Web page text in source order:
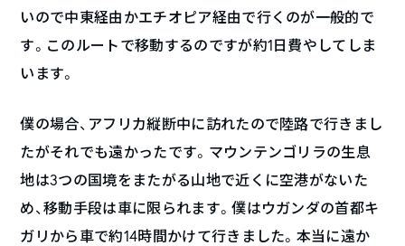
いので中東経由かエチオピア経由で行くのが一般的で
す。このルートで移動するのですが約1日費やしてしま
います。
僕の場合、アフリカ縦断中に訪れたので陸路で行きまし
たがそれでも遠かったです。マウンテンゴリラの生息
地は3つの国境をまたがる山地で近くに空港がないた
め、移動手段は車に限られます。僕はウガンダの首都キ
ガリから車で約14時間かけて行きました。本当に遠か